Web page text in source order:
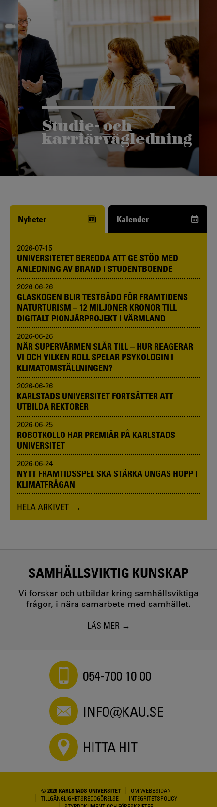
Studie- och
karriärvägledning
Funderar du på att börja studera? Våra
studie- och karriärvägledare kan hjälpa
Nyheter Kalender
2026-07-15
UNIVERSITETET BEREDDA ATT GE STÖD MED
ANLEDNING AV BRAND I STUDENTBOENDE
2026-06-26
GLASKOGEN BLIR TESTBÄDD FÖR FRAMTIDENS
NATURTURISM – 12 MILJONER KRONOR TILL
DIGITALT PIONJÄRPROJEKT I VÄRMLAND
2026-06-26
NÄR SUPERVÄRMEN SLÅR TILL – HUR REAGERAR
VI OCH VILKEN ROLL SPELAR PSYKOLOGIN I
KLIMATOMSTÄLLNINGEN?
2026-06-26
KARLSTADS UNIVERSITET FORTSÄTTER ATT
UTBILDA REKTORER
2026-06-25
ROBOTKOLLO HAR PREMIÄR PÅ KARLSTADS
UNIVERSITET
2026-06-24
NYTT FRAMTIDSSPEL SKA STÄRKA UNGAS HOPP I
KLIMATFRÅGAN
HELA ARKIVET
SAMHÄLLSVIKTIG KUNSKAP
Vi forskar och utbildar kring samhällsviktiga
frågor, i nära samarbete med samhället.
LÄS MER
054-700 10 00
INFO@KAU.SE
HITTA HIT
© 2026 KARLSTADS UNIVERSITET
OM WEBBSIDAN
TILLGÄNGLIGHETSREDOGÖRELSE
INTEGRITETSPOLICY